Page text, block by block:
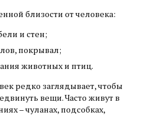
близости от человека:
и стен;
покрывал;
животных и птиц.
редко заглядывает, чтобы
вещи. Часто живут в
– чуланах, подсобках,